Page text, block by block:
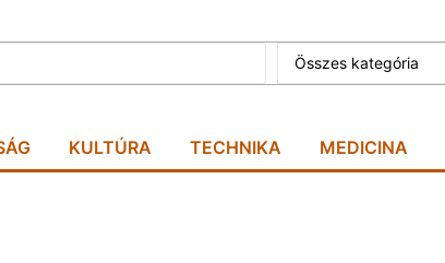
Összes kategória
KULTÚRA TECHNIKA MEDICINA